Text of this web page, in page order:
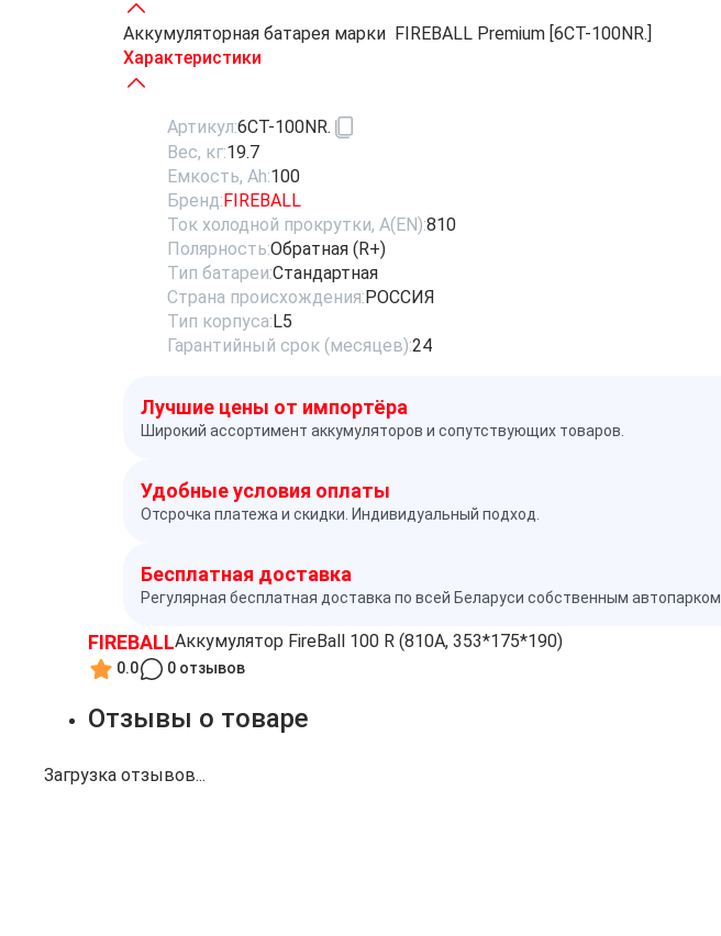
Аккумуляторная батарея марки FIREBALL Premium [6СТ-100NR.]
Характеристики
Артикул:6СТ-100NR.
Вес, кг:19.7
Емкость, Ah:100
Бренд:FIREBALL
Ток холодной прокрутки, A(EN):810
Полярность:Обратная (R+)
Тип батареи:Стандартная
Страна происхождения:РОССИЯ
Тип корпуса:L5
Гарантийный срок (месяцев):24
Лучшие цены от импортёра
Широкий ассортимент аккумуляторов и сопутствующих товаров.
Удобные условия оплаты
Отсрочка платежа и скидки. Индивидуальный подход.
Бесплатная доставка
Регулярная бесплатная доставка по всей Беларуси собственным автопарком.
FIREBALLАккумулятор FireBall 100 R (810A, 353*175*190)
0.0 0 отзывов
Отзывы о товаре
Загрузка отзывов...